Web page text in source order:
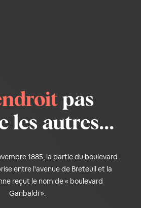
pas
les autres...
1885, la partie du boulevard
entre l'avenue de Breteuil et la
reçut le nom de « boulevard
Garibaldi ».